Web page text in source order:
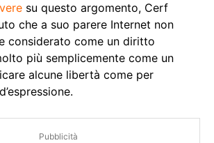
su questo argomento, Cerf
che a suo parere Internet non
considerato come un diritto
più semplicemente come un
alcune libertà come per
Pubblicità